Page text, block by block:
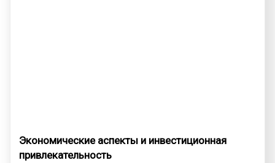
Экономические аспекты и инвестиционная
привлекательность